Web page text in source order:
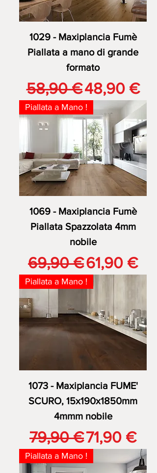
1029 - Maxiplancia Fumè
Piallata a mano di grande
formato
Prezzo regolare
58,90 €Prezzo
48,90 €
Piallata a Mano !
1069 - Maxiplancia Fumè
Piallata Spazzolata 4mm
nobile
Prezzo regolare
69,90 €Prezzo
61,90 €
Piallata a Mano !
1073 - Maxiplancia FUME'
SCURO, 15x190x1850mm
4mmm nobile
Prezzo regolare
79,90 €Prezzo
71,90 €
Piallata a Mano !